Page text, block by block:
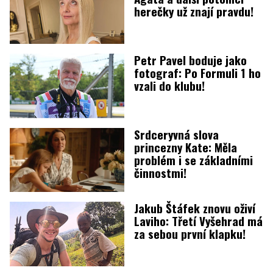
herečky už znají pravdu!
Petr Pavel boduje jako
fotograf: Po Formuli 1 ho
vzali do klubu!
Srdceryvná slova
princezny Kate: Měla
problém i se základními
činnostmi!
Jakub Štáfek znovu oživí
Laviho: Třetí Vyšehrad má
za sebou první klapku!